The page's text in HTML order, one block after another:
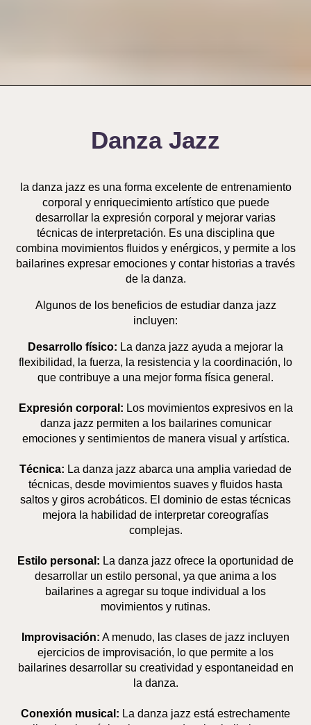
Danza Jazz
la danza jazz es una forma excelente de entrenamiento
corporal y enriquecimiento artístico que puede
desarrollar la expresión corporal y mejorar varias
técnicas de interpretación. Es una disciplina que
combina movimientos fluidos y enérgicos, y permite a los
bailarines expresar emociones y contar historias a través
de la danza.
Algunos de los beneficios de estudiar danza jazz
incluyen:
Desarrollo físico: La danza jazz ayuda a mejorar la
flexibilidad, la fuerza, la resistencia y la coordinación, lo
que contribuye a una mejor forma física general.
Expresión corporal: Los movimientos expresivos en la
danza jazz permiten a los bailarines comunicar
emociones y sentimientos de manera visual y artística.
Técnica: La danza jazz abarca una amplia variedad de
técnicas, desde movimientos suaves y fluidos hasta
saltos y giros acrobáticos. El dominio de estas técnicas
mejora la habilidad de interpretar coreografías
complejas.
Estilo personal: La danza jazz ofrece la oportunidad de
desarrollar un estilo personal, ya que anima a los
bailarines a agregar su toque individual a los
movimientos y rutinas.
Improvisación: A menudo, las clases de jazz incluyen
ejercicios de improvisación, lo que permite a los
bailarines desarrollar su creatividad y espontaneidad en
la danza.
Conexión musical: La danza jazz está estrechamente